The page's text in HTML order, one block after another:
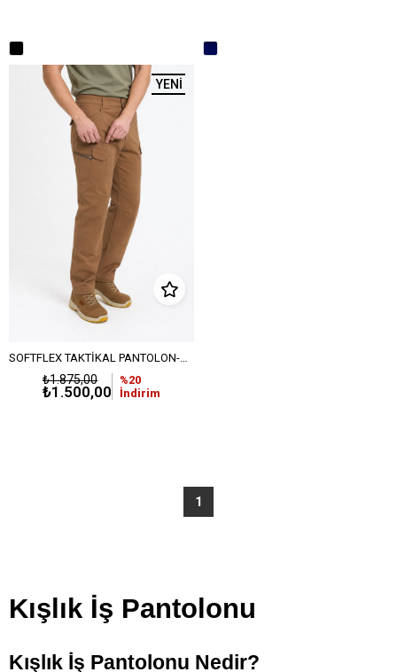
SOFTFLEX TAKTİKAL PANTOLON-Kahverengi
₺1.500,00
₺1.875,00
%20
İndirim
YENI ÜRÜN
1
Kışlık İş Pantolonu
Kışlık İş Pantolonu Nedir?